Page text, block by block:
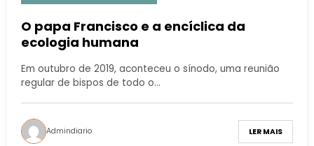
O papa Francisco e a encíclica da
ecologia humana
Em outubro de 2019, aconteceu o sínodo, uma reunião
regular de bispos de todo o…
Admindiario LER MAIS